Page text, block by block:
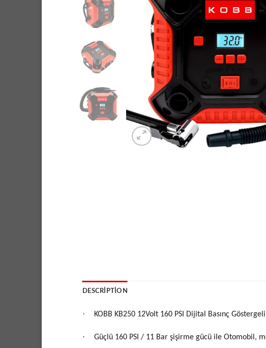
DESCRIPTION
· KOBB KB250 12Volt 160 PSI Dijital Basınç
· Güçlü 160 PSI / 11 Bar şişirme gücü ile Otomobil,